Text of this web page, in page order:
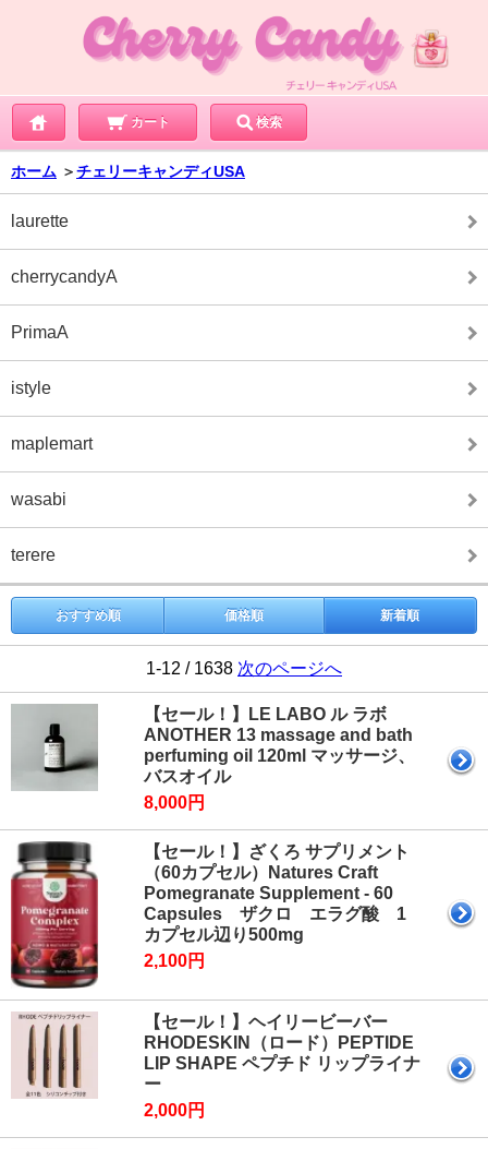
カート 検索
ホーム ＞チェリーキャンディUSA
laurette
cherrycandyA
PrimaA
istyle
maplemart
wasabi
terere
おすすめ順 価格順 新着順
1-12 / 1638 次のページへ
【セール！】LE LABO ル ラボ
ANOTHER 13 massage and bath
perfuming oil 120ml マッサージ、
バスオイル
8,000円
【セール！】ざくろ サプリメント
（60カプセル）Natures Craft
Pomegranate Supplement - 60
Capsules ザクロ エラグ酸 1
カプセル辺り500mg
2,100円
【セール！】ヘイリービーバー
RHODESKIN（ロード）PEPTIDE
LIP SHAPE ペプチド リップライナ
ー
2,000円